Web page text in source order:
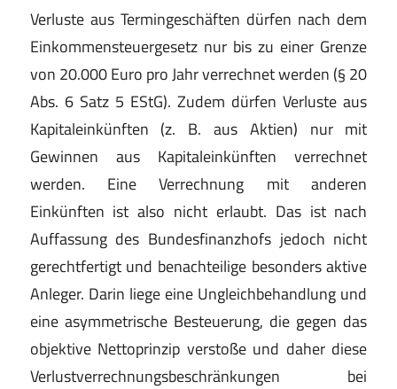
Verluste aus Termingeschäften dürfen nach dem
Einkommensteuergesetz nur bis zu einer Grenze
von 20.000 Euro pro Jahr verrechnet werden (§ 20
Abs. 6 Satz 5 EStG). Zudem dürfen Verluste aus
Kapitaleinkünften (z. B. aus Aktien) nur mit
Gewinnen aus Kapitaleinkünften verrechnet
werden. Eine Verrechnung mit anderen
Einkünften ist also nicht erlaubt. Das ist nach
Auffassung des Bundesfinanzhofs jedoch nicht
gerechtfertigt und benachteilige besonders aktive
Anleger. Darin liege eine Ungleichbehandlung und
eine asymmetrische Besteuerung, die gegen das
objektive Nettoprinzip verstoße und daher diese
Verlustverrechnungsbeschränkungen bei